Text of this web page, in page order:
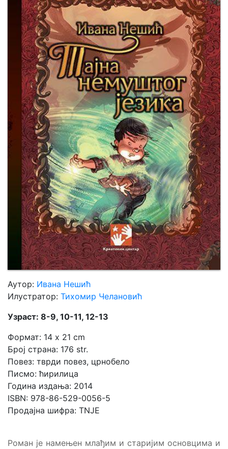
Мој
налог
Аутор: Ивана Нешић
Илустратор: Тихомир Челановић
Узраст: 8-9, 10-11, 12-13
Формат: 14 x 21 cm
Број страна: 176 str.
Повез: тврди повез, црнобело
Писмо: ћирилица
Година издања: 2014
ISBN: 978-86-529-0056-5
Продајна шифра: TNJE
Роман је намењен млађим и старијим основцима и